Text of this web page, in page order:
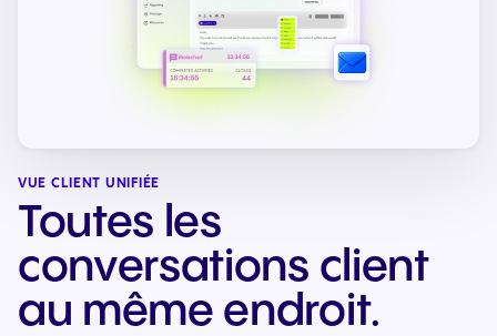
VUE CLIENT UNIFIÉE
Toutes les
conversations client
au même endroit.